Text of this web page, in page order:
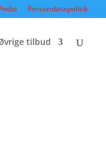
Persondatapolitik
tilbud